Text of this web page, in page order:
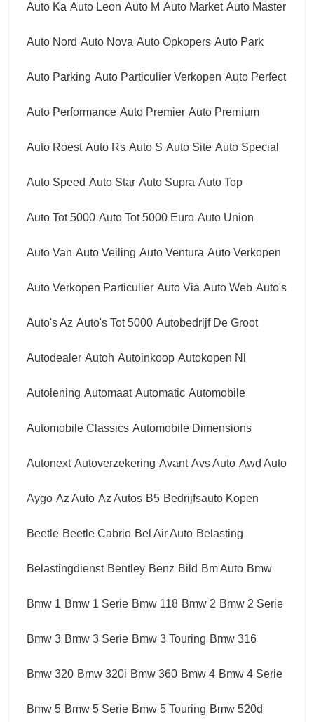
Auto Ka Auto Leon Auto M Auto Market Auto Master
Auto Nord Auto Nova Auto Opkopers Auto Park
Auto Parking Auto Particulier Verkopen Auto Perfect
Auto Performance Auto Premier Auto Premium
Auto Roest Auto Rs Auto S Auto Site Auto Special
Auto Speed Auto Star Auto Supra Auto Top
Auto Tot 5000 Auto Tot 5000 Euro Auto Union
Auto Van Auto Veiling Auto Ventura Auto Verkopen
Auto Verkopen Particulier Auto Via Auto Web Auto's
Auto's Az Auto's Tot 5000 Autobedrijf De Groot
Autodealer Autoh Autoinkoop Autokopen Nl
Autolening Automaat Automatic Automobile
Automobile Classics Automobile Dimensions
Autonext Autoverzekering Avant Avs Auto Awd Auto
Aygo Az Auto Az Autos B5 Bedrijfsauto Kopen
Beetle Beetle Cabrio Bel Air Auto Belasting
Belastingdienst Bentley Benz Bild Bm Auto Bmw
Bmw 1 Bmw 1 Serie Bmw 118 Bmw 2 Bmw 2 Serie
Bmw 3 Bmw 3 Serie Bmw 3 Touring Bmw 316
Bmw 320 Bmw 320i Bmw 360 Bmw 4 Bmw 4 Serie
Bmw 5 Bmw 5 Serie Bmw 5 Touring Bmw 520d